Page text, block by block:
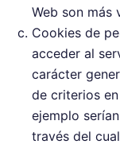
Web son más
Cookies de
acceder al
carácter
de criterios
ejemplo
través del